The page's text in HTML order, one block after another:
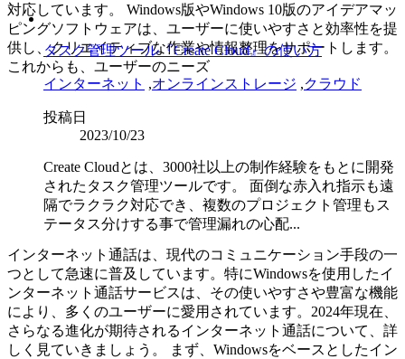
対応しています。 Windows版やWindows 10版のアイデアマッ
ピングソフトウェアは、ユーザーに使いやすさと効率性を提
供し、クリエイティブな作業や情報整理をサポートします。
これからも、ユーザーのニーズ
インターネット通話は、現代のコミュニケーション手段の一
つとして急速に普及しています。特にWindowsを使用したイ
ンターネット通話サービスは、その使いやすさや豊富な機能
により、多くのユーザーに愛用されています。2024年現在、
さらなる進化が期待されるインターネット通話について、詳
しく見ていきましょう。 まず、Windowsをベースとしたイン
タスク管理ツール『Create Cloud』の使い方
インターネット ,オンラインストレージ ,クラウド
投稿日
2023/10/23
Create Cloudとは、3000社以上の制作経験をもとに開発
されたタスク管理ツールです。 面倒な赤入れ指示も遠
隔でラクラク対応でき、複数のプロジェクト管理もス
テータス分けする事で管理漏れの心配...